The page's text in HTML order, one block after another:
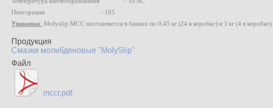
Пенетрация - 165
Упаковка: Molyslip MСС поставляется в банках по 0,45 кг (24 в коробке) и 3 кг (4 в коробке).
Продукция
Смазки молибденовые "MolySlip"
Файл
mccr.pdf